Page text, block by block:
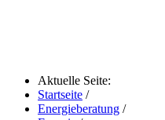
Aktuelle Seite:
Startseite /
Energieberatung /